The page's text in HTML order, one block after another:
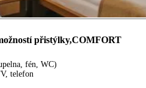
přistýlky,COMFORT
fén, WC)
telefon